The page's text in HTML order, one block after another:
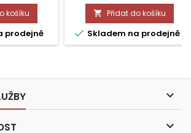
košíku
prodejně
 Přidat do košíku
 Skladem na prodejně

